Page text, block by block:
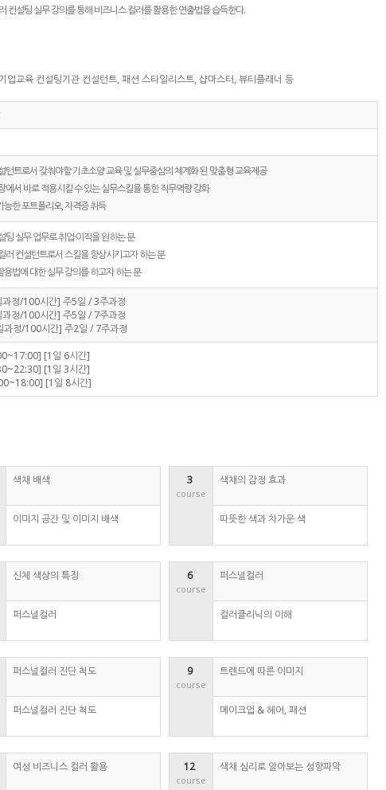
설팅 실무 강의를 통해 비즈니스 컬러를 활용한 연출법을 습득한다.
교육 컨설팅기관 컨설턴트, 패션 스타일리스트, 샵마스터, 뷰티플래너 등
턴트로서 갖춰야할 기초소양 교육 및 실무중심의 체계화 된 맞춤형 교육제공
에서 바로 적용시킬 수 있는 실무스킬을 통한 직무역량 강화
한 포트폴리오, 자격증 취득
실무 업무로 취업·이직을 원하는 분
러 컨설턴트로서 스킬을 향상시키고자 하는 분
법에 대한 실무 강의를 하고자 하는 분
정/100시간] 주5일 / 3주과정
정/100시간] 주5일 / 7주과정
정/100시간] 주2일 / 7주과정
[1일 6시간]
[1일 3시간]
[1일 8시간]
색채 배색
이미지 공간 및 이미지 배색
3
course
색채의 감정 효과
따뜻한 색과 차가운 색
신체 색상의 특징
퍼스널컬러
6
course
퍼스널컬러
컬러클리닉의 이해
퍼스널컬러 진단 척도
퍼스널컬러 진단 척도
9
course
트렌드에 따른 이미지
메이크업 & 헤어, 패션
여성 비즈니스 컬러 활용 12
course
색채 심리로 알아보는 성향파악